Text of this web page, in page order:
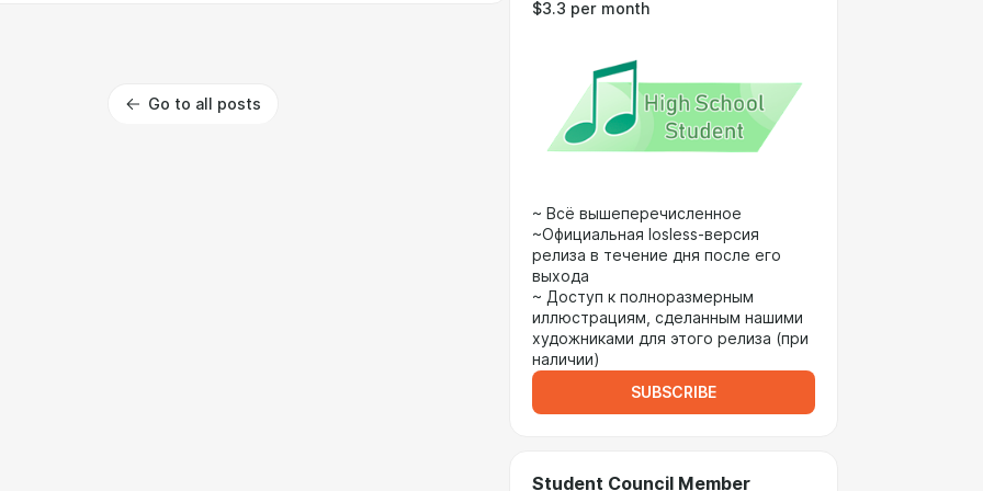
Go to all posts
$3.3 per month
~ Всё вышеперечисленное
~Официальная losless-версия
релиза в течение дня после его
выхода
~ Доступ к полноразмерным
иллюстрациям, сделанным нашими
художниками для этого релиза (при
наличии)
SUBSCRIBE
Student Council Member